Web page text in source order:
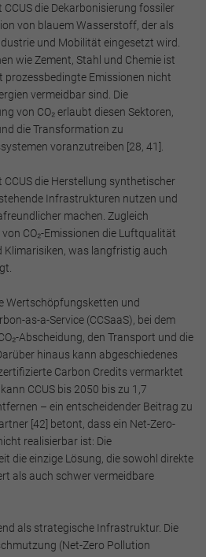
die Dekarbonisierung fossiler
von blauem Wasserstoff, der als
und Mobilität eingesetzt wird.
wie Zement, Stahl und Chemie ist
prozessbedingte Emissionen nicht
vermeidbar sind. Die
von CO₂ erlaubt diesen Sektoren,
die Transformation zu
voranzutreiben [28, 41].
die Herstellung synthetischer
Infrastrukturen nutzen und
machen. Zugleich
CO₂-Emissionen die Luftqualität
Klimarisiken, was langfristig auch
Wertschöpfungsketten und
as-a-Service (CCSaaS), bei dem
Abscheidung, den Transport und die
hinaus kann abgeschiedenes
Carbon Credits vermarktet
CCUS bis 2050 bis zu 1,7
– ein entscheidender Beitrag zu
[42] betont, dass ein Net-Zero-
realisierbar ist: Die
die einzige Lösung, die sowohl direkte
als auch schwer vermeidbare
als strategische Infrastruktur. Die
(Net-Zero Pollution